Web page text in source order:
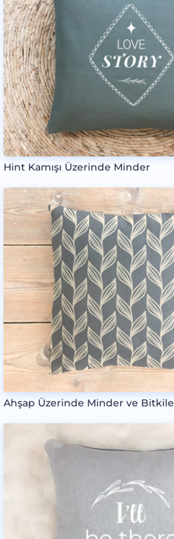
Hint Kamışı Üzerinde Minder
Ahşap Üzerinde Minder ve